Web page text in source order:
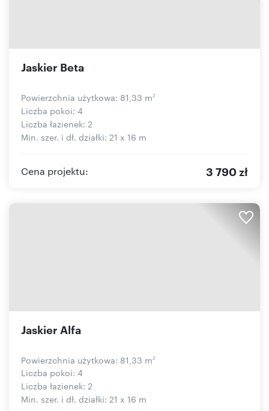
Jaskier Beta
Powierzchnia użytkowa: 81,33 m2
Liczba pokoi: 4
Liczba łazienek: 2
Min. szer. i dł. działki: 21 x 16 m
Cena projektu: 3 790 zł
Jaskier Alfa
Powierzchnia użytkowa: 81,33 m2
Liczba pokoi: 4
Liczba łazienek: 2
Min. szer. i dł. działki: 21 x 16 m